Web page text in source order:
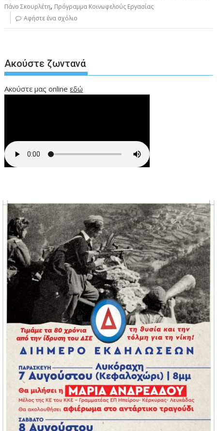
Πάνο Σκουρλέτη, Πρόγραμμα Κοινωφελούς Εργασίας
Αφήστε ένα σχόλιο
Ακούστε ζωντανά
Ακούστε μας onlineεδώ